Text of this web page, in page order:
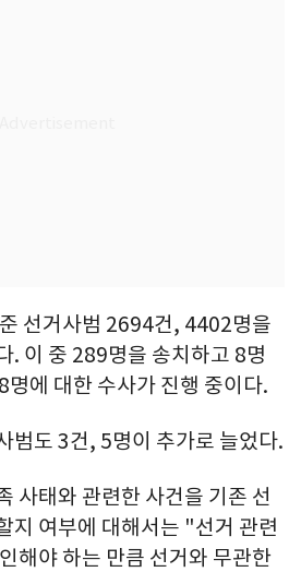
선거사범 2694건, 4402명을
. 이 중 289명을 송치하고 8명
에 대한 수사가 진행 중이다.
범도 3건, 5명이 추가로 늘었다.
사태와 관련한 사건을 기존 선
지 여부에 대해서는 "선거 관련
해야 하는 만큼 선거와 무관한